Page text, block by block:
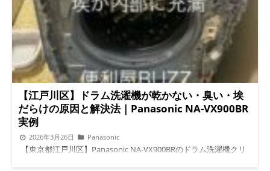
【江戸川区】ドラム洗濯機が乾かない・臭い・埃
だらけの原因と解決法｜Panasonic NA-VX900BR
実例
2026年3月26日 Panasonic
【東京都江戸川区】Panasonic NA-VX900BRのドラム洗濯機クリ